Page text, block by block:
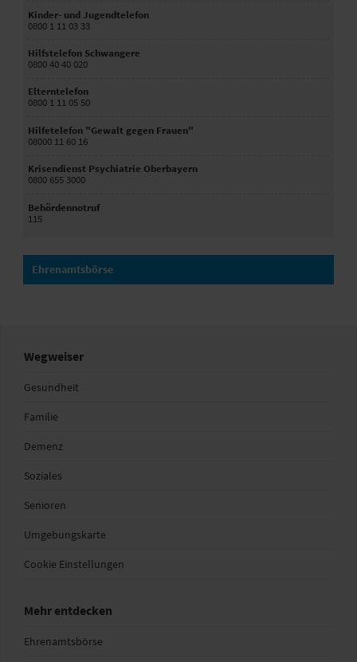
Kinder- und Jugendtelefon
0800 1 11 03 33
Hilfstelefon Schwangere
0800 40 40 020
Elterntelefon
0800 1 11 05 50
Hilfetelefon "Gewalt gegen Frauen"
08000 11 60 16
Krisendienst Psychiatrie Oberbayern
0800 655 3000
Behördennotruf
115
Ehrenamtsbörse
Wegweiser
Gesundheit
Familie
Demenz
Soziales
Senioren
Umgebungskarte
Cookie Einstellungen
Mehr entdecken
Ehrenamtsbörse